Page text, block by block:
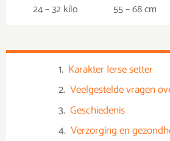
24 – 32 kilo 55 – 68 cm
Karakter Ierse setter
Veelgestelde vragen
Geschiedenis
Verzorging en